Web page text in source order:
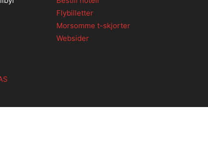
Flybilletter
Morsomme t-skjorter
Websider